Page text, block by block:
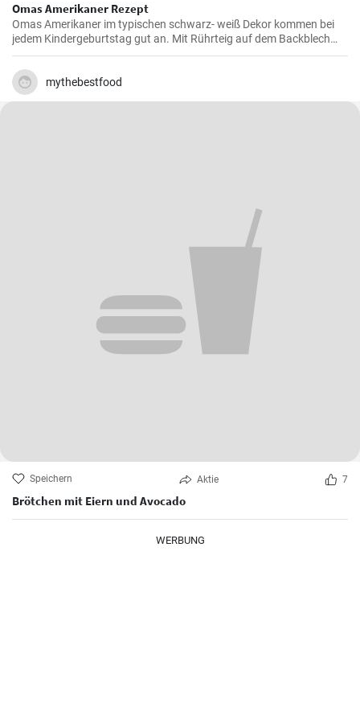
Omas Amerikaner Rezept
Omas Amerikaner im typischen schwarz- weiß Dekor kommen bei
jedem Kindergeburtstag gut an. Mit Rührteig auf dem Backblech
kann man sie einfach backen. Zuletzt werden die Amerikaner dick
mit Zuckerguß bestrichen.
mythebestfood
Speichern Aktie 7
Brötchen mit Eiern und Avocado
WERBUNG